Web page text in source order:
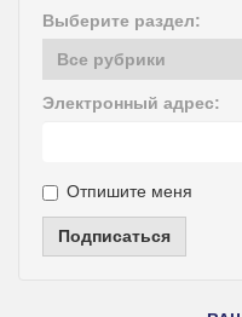
Выберите раздел:
Электронный адрес:
Отпишите меня
Подписаться